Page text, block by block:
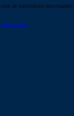
le istruzioni necessarie.
Spaggiari